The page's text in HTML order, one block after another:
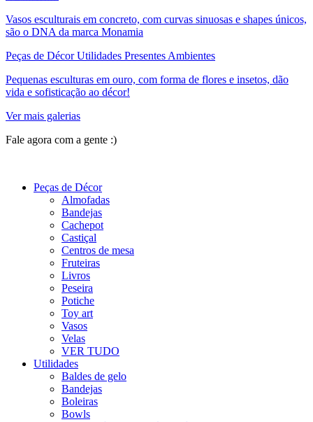
Vasos esculturais em concreto, com curvas sinuosas e shapes únicos,
são o DNA da marca Monamia
Peças de Décor Utilidades Presentes Ambientes
Pequenas esculturas em ouro, com forma de flores e insetos, dão
vida e sofisticação ao décor!
Ver mais galerias
Fale agora com a gente :)
Peças de Décor
Almofadas
Bandejas
Cachepot
Castiçal
Centros de mesa
Fruteiras
Livros
Peseira
Potiche
Toy art
Vasos
Velas
VER TUDO
Utilidades
Baldes de gelo
Bandejas
Boleiras
Bowls